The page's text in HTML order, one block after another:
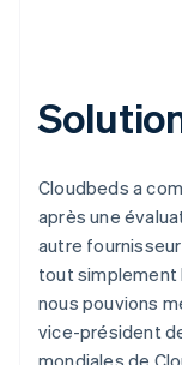
Cloudbeds a
après une
autre
tout simplement
nous pouvions
vice-président
mondiales de